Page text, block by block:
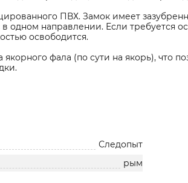
ПВХ. Замок имеет
одном направлении. Если требуется
освободится.
фала (по сути на якорь), что
Следопыт
рым